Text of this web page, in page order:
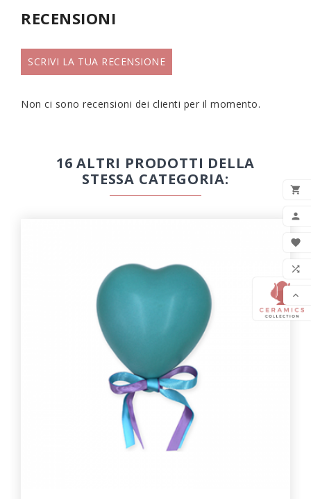





RECENSIONI
SCRIVI LA TUA RECENSIONE
Non ci sono recensioni dei clienti per il momento.
16 ALTRI PRODOTTI DELLA
STESSA CATEGORIA: